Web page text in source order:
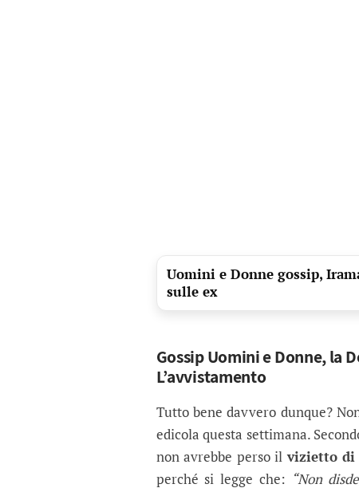
Uomini e Donne gossip,
sulle ex
Gossip Uomini e Donne, la
L’avvistamento
Tutto bene davvero dunque?
edicola questa settimana.
non avrebbe perso ilvizietto di
perché si legge che: “Non